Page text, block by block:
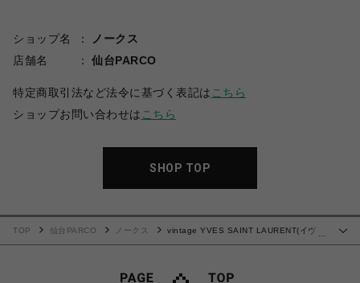
ショップ名
ノークス
店舗名
仙台PARCO
特定商取引法など法令に基づく表記は こちら
ショップお問い合わせは こちら
SHOP TOP
TOP 仙台PARCO ノークス
vintage YVES SAINT LAURENT(イヴ・